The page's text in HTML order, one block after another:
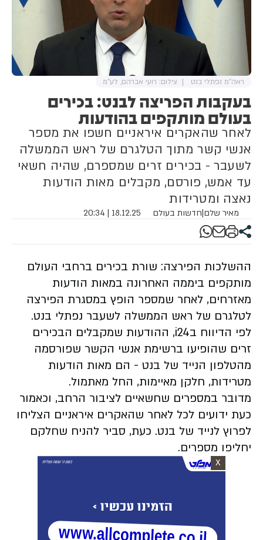
בעקבות הפריצה לבנט: בכירים
בעולם מותקפים בהודעות
לאחר שהאקרים איראניים חשפו את מספר
אנשי קשר מתוך הטלגרם של ראש הממשלה
לשעבר - בכירים זרים שמספרם, שהיה חשאי
עד אמש, פורסם, מקבלים מאות הודעות
נאצה ומטרידות
מאיר שלם|חדשות בעולם 18.12.25 | 20:34
ראה"מ נפתלי בנט צילום: רועי אברהם, לע"מ
ההשלכות הפירצה: שורת בכירים ברחבי העולם
מותקפים ביממה האחרונה במאות הודעות
מאזרחים, לאחר שמספר הופץ במסגרת הפירצה
לטלגרם של ראש הממשלה לשעבר נפתלי בנט.
לפי הדיווח בi24, ההודעות שמקבלים הבכירים
זרים שהופיעו ברשימת אנשי הקשר שפורסמה
מהטלפון הנייד של בנט - הם מאות הודעות
מטרידות, חלקן מאיימות, החל מאתמול.
מדובר במספרים שחשאיים לציבור הרחב, וכאמור
כעת ידועים לכל לאחר שהאקרים איראניים הצליחו
לפרוץ לנייד של בנט. כעת, סביר להניח שחלקם
יחליפו מספרים.
X